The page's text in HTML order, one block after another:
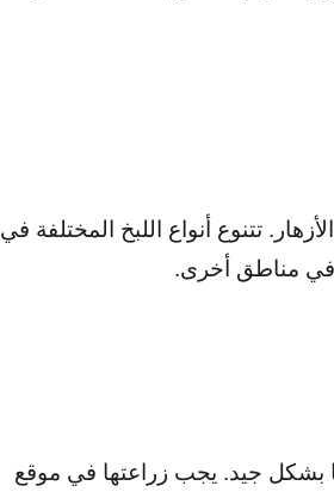
تتنوع أنواع اللبخ المختلفة في
في مناطق أخرى.
بشكل جيد. يجب زراعتها في موقع